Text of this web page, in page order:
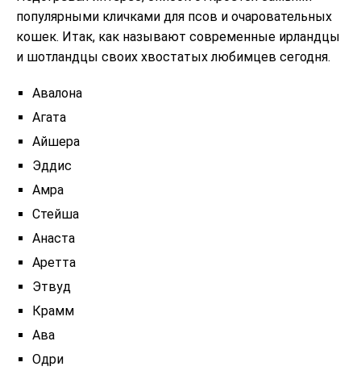
популярными кличками для псов и очаровательных
кошек. Итак, как называют современные ирландцы
и шотландцы своих хвостатых любимцев сегодня.
Авалона
Агата
Айшера
Эддис
Амра
Стейша
Анаста
Аретта
Этвуд
Крамм
Ава
Одри